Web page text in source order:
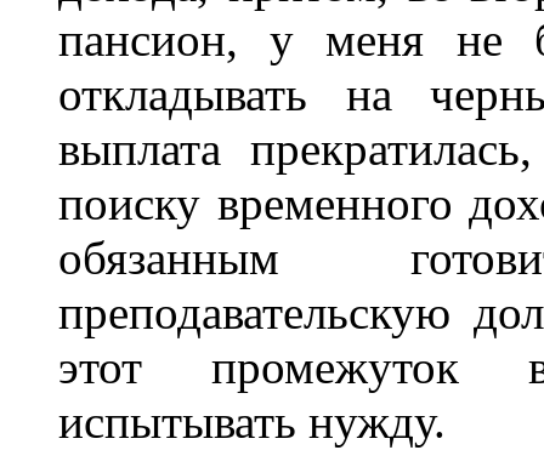
пансион, у меня не
откладывать на
выплата
поиску временного
обязанным
преподавательскую
этот промежуток
испытывать нужду.